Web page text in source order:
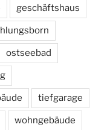
geschäftshaus
ostseebad
tiefgarage
wohngebäude